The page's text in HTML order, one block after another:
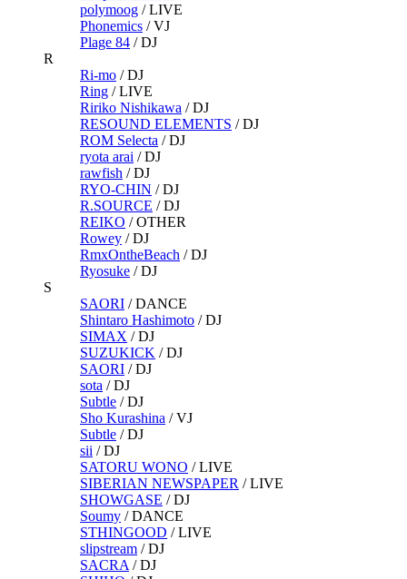
polymoog /LIVE
Phonemics /VJ
Plage 84 /DJ
R
Ri-mo /DJ
Ring /LIVE
Ririko Nishikawa /DJ
RESOUND ELEMENTS /DJ
ROM Selecta /DJ
ryota arai /DJ
rawfish /DJ
RYO-CHIN /DJ
R.SOURCE /DJ
REIKO /OTHER
Rowey /DJ
RmxOntheBeach /DJ
Ryosuke /DJ
S
SAORI /DANCE
Shintaro Hashimoto /DJ
SIMAX /DJ
SUZUKICK /DJ
SAORI /DJ
sota /DJ
Subtle /DJ
Sho Kurashina /VJ
Subtle /DJ
sii /DJ
SATORU WONO /LIVE
SIBERIAN NEWSPAPER /LIVE
SHOWGASE /DJ
Soumy /DANCE
STHINGOOD /LIVE
slipstream /DJ
SACRA /DJ